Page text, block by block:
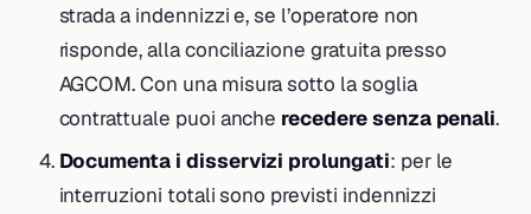
strada a indennizzi e, se l’operatore non
risponde, alla conciliazione gratuita presso
AGCOM. Con una misura sotto la soglia
contrattuale puoi anche recedere senza penali.
Documenta i disservizi prolungati: per le
interruzioni totali sono previsti indennizzi